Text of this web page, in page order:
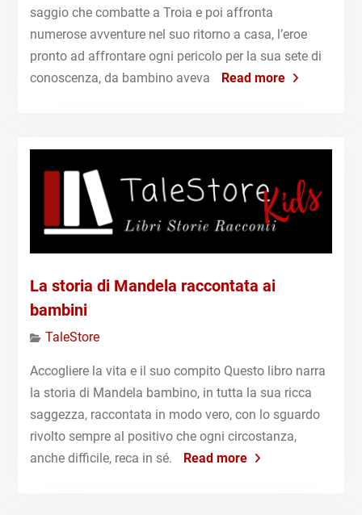
saggio che combatte a Troia e poi affronta
numerose avventure nel suo ritorno a casa, l’eroe
pronto ad affrontare ogni pericolo per la sua sete di
conoscenza, da bambino aveva
Read more
La storia di Mandela raccontata ai
bambini
TaleStore
Accogliere la vita e il suo compito Questo libro narra
la storia di Mandela bambino, in tutta la sua ricca
saggezza, raccontata in modo vero, con lo sguardo
rivolto sempre al positivo che ogni circostanza,
anche difficile, reca in sé.
Read more